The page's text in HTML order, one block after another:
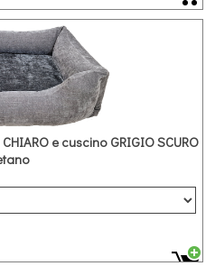
e cuscino GRIGIO SCURO
effetto velluto struttura GRIGIO
con imbottitura in fiocco di